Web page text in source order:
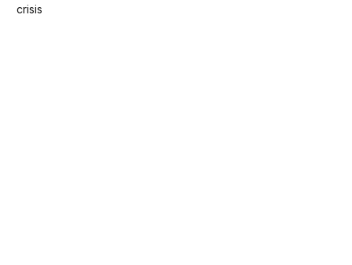
crisis